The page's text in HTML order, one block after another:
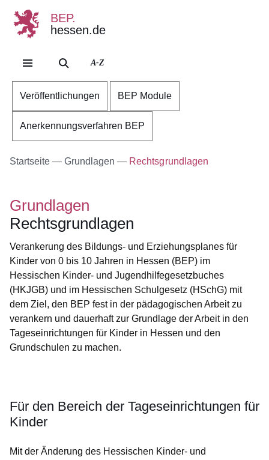
BEP.
hessen.de
A-Z
Veröffentlichungen BEP Module
Anerkennungsverfahren BEP
Startseite Grundlagen Rechtsgrundlagen
Grundlagen
Rechtsgrundlagen
Verankerung des Bildungs- und Erziehungsplanes für
Kinder von 0 bis 10 Jahren in Hessen (BEP) im
Hessischen Kinder- und Jugendhilfegesetzbuches
(HKJGB) und im Hessischen Schulgesetz (HSchG) mit
dem Ziel, den BEP fest in der pädagogischen Arbeit zu
verankern und dauerhaft zur Grundlage der Arbeit in den
Tageseinrichtungen für Kinder in Hessen und den
Grundschulen zu machen.
Für den Bereich der Tageseinrichtungen für
Kinder
Mit der Änderung des Hessischen Kinder- und